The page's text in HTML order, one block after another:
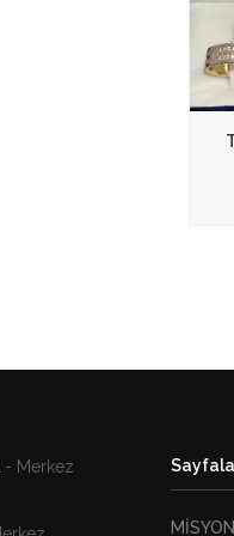
- Merkez